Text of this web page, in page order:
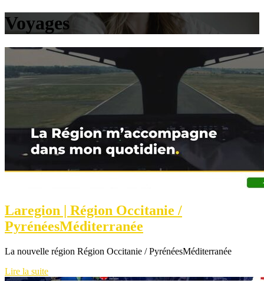
Voyages
Laregion | Région Occitanie /
PyrénéesMéditer­ranée
La nouvelle région Région Occitanie / PyrénéesMéditerranée
Lire la suite